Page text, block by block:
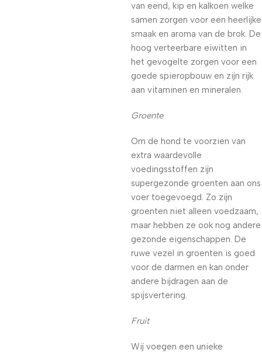
van eend, kip en kalkoen welke
samen zorgen voor een heerlijke
smaak en aroma van de brok. De
hoog verteerbare eiwitten in
het gevogelte zorgen voor een
goede spieropbouw en zijn rijk
aan vitaminen en mineralen.
Groente
Om de hond te voorzien van
extra waardevolle
voedingsstoffen zijn
supergezonde groenten aan ons
voer toegevoegd. Zo zijn
groenten niet alleen voedzaam,
maar hebben ze ook nog andere
gezonde eigenschappen. De
ruwe vezel in groenten is goed
voor de darmen en kan onder
andere bijdragen aan de
spijsvertering.
Fruit
Wij voegen een unieke